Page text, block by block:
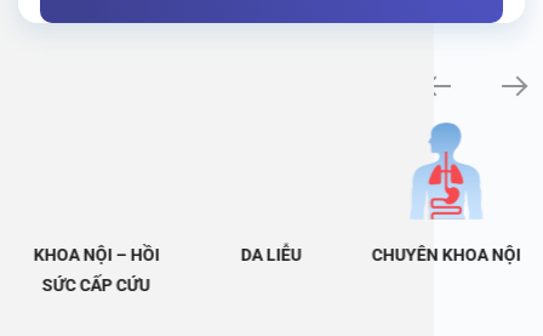
KHOA NỘI – HỒI
SỨC CẤP CỨU
DA LIỄU CHUYÊN KHOA NỘI